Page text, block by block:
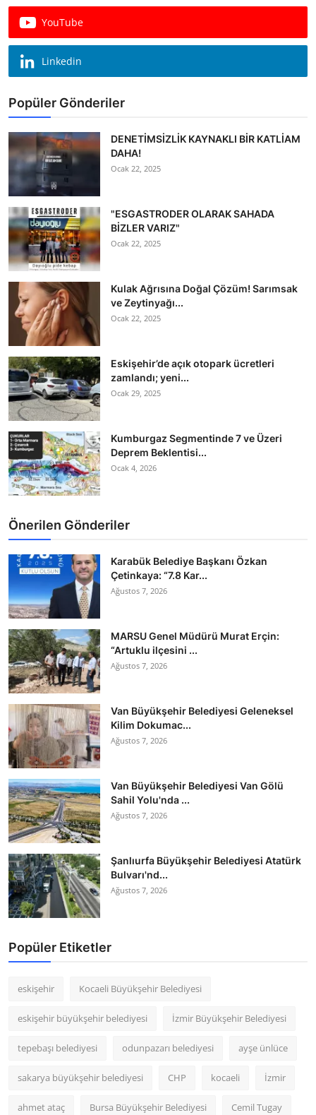
Köşe Yazısı
Dernek
Galeri
Gastronomi
E-GAZETE
YouTube
Linkedin
Popüler Gönderiler
DENETİMSİZLİK KAYNAKLI BİR KATLİAM
DAHA!
Ocak 22, 2025
"ESGASTRODER OLARAK SAHADA
BİZLER VARIZ"
Ocak 22, 2025
Kulak Ağrısına Doğal Çözüm! Sarımsak
ve Zeytinyağı...
Ocak 22, 2025
Eskişehir’de açık otopark ücretleri
zamlandı; yeni...
Ocak 29, 2025
Kumburgaz Segmentinde 7 ve Üzeri
Deprem Beklentisi...
Ocak 4, 2026
Önerilen Gönderiler
Karabük Belediye Başkanı Özkan
Çetinkaya: “7.8 Kar...
Ağustos 7, 2026
MARSU Genel Müdürü Murat Erçin:
“Artuklu ilçesini ...
Ağustos 7, 2026
Van Büyükşehir Belediyesi Geleneksel
Kilim Dokumac...
Ağustos 7, 2026
Van Büyükşehir Belediyesi Van Gölü
Sahil Yolu'nda ...
Ağustos 7, 2026
Şanlıurfa Büyükşehir Belediyesi Atatürk
Bulvarı'nd...
Ağustos 7, 2026
Popüler Etiketler
eskişehir Kocaeli Büyükşehir Belediyesi
eskişehir büyükşehir belediyesi İzmir Büyükşehir Belediyesi
tepebaşı belediyesi odunpazarı belediyesi ayşe ünlüce
sakarya büyükşehir belediyesi CHP kocaeli İzmir
ahmet ataç Bursa Büyükşehir Belediyesi Cemil Tugay